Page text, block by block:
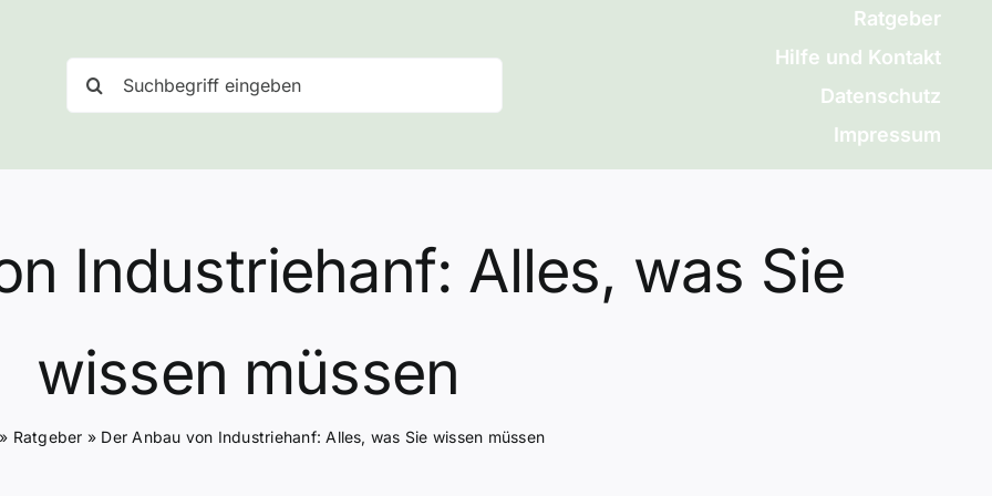
nach:
Ratgeber
Hilfe und Kontakt
Datenschutz
Impressum
Industriehanf: Alles, was Sie
wissen müssen
Ratgeber » Der Anbau von Industriehanf: Alles, was Sie wissen müssen